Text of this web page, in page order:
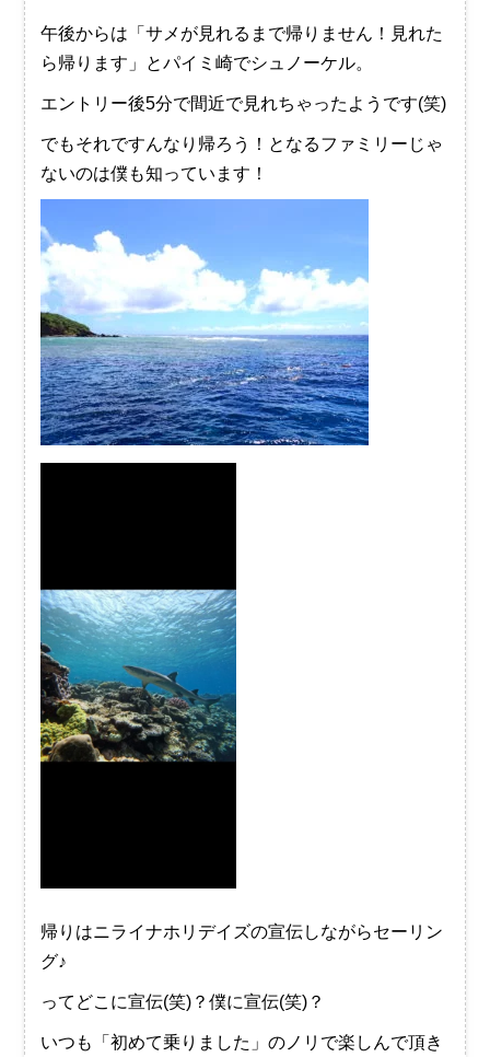
午後からは「サメが見れるまで帰りません！見れた
ら帰ります」とパイミ崎でシュノーケル。
エントリー後5分で間近で見れちゃったようです(笑)
でもそれですんなり帰ろう！となるファミリーじゃ
ないのは僕も知っています！
帰りはニライナホリデイズの宣伝しながらセーリン
グ♪
ってどこに宣伝(笑)？僕に宣伝(笑)？
いつも「初めて乗りました」のノリで楽しんで頂き